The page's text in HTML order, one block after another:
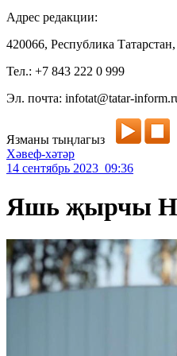
Адрес редакции:
420066, Республика
Тел.: +7 843 222 0 999
Эл. почта: infotat@tatar-
Язманы тыңлагыз
Хәвеф-хәтәр
14 сентябрь 2023 09:36
Яшь җырчы